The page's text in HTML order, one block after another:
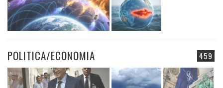
459
POLITICA/ECONOMIA